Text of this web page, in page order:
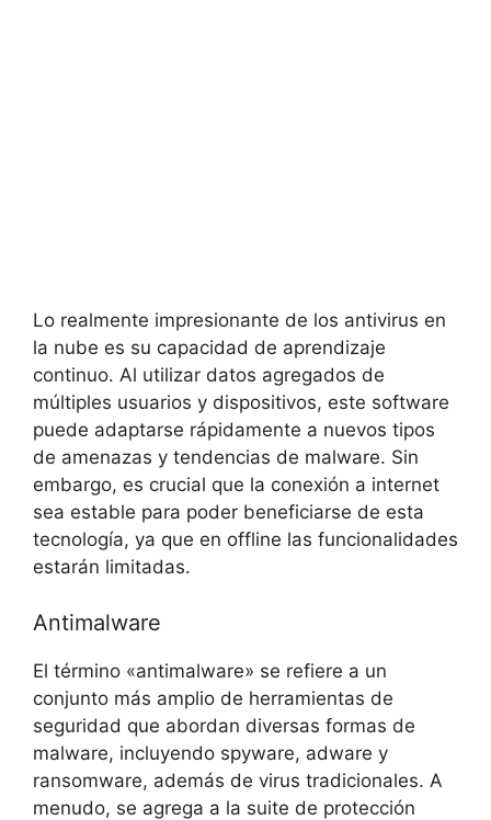
Lo realmente impresionante de los antivirus en
la nube es su capacidad de aprendizaje
continuo. Al utilizar datos agregados⁤ de
múltiples usuarios y dispositivos, ​este⁣ software
puede⁣ adaptarse ‍rápidamente a‌ nuevos tipos
‌de amenazas⁤ y tendencias de malware.⁤ Sin
embargo, es crucial que la conexión a internet
sea estable para poder‌ beneficiarse de ⁤esta
tecnología, ya que en offline‍ las⁢ funcionalidades
estarán ‍limitadas.
Antimalware
El⁣ término «antimalware» se refiere a‍ un⁢
conjunto más amplio de ‌herramientas de
seguridad que ‌abordan diversas ⁤formas de ​
malware, incluyendo spyware, adware y‍
ransomware, además de ⁤virus ⁣tradicionales. A
menudo, se agrega​ a la​ suite de protección